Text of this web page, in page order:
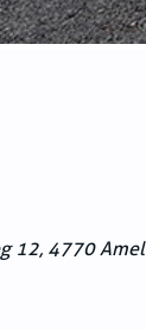
12, 4770 Amel